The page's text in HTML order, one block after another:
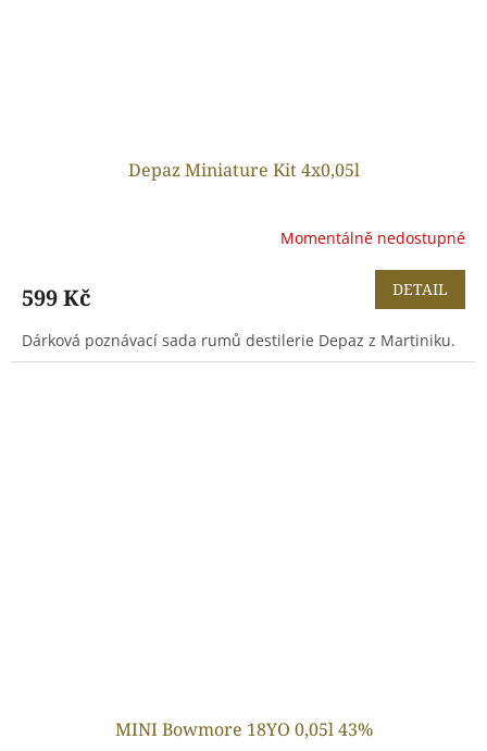
Depaz Miniature Kit 4x0,05l
Momentálně nedostupné
599 Kč DETAIL
Dárková poznávací sada rumů destilerie Depaz z Martiniku.
MINI Bowmore 18YO 0,05l 43%